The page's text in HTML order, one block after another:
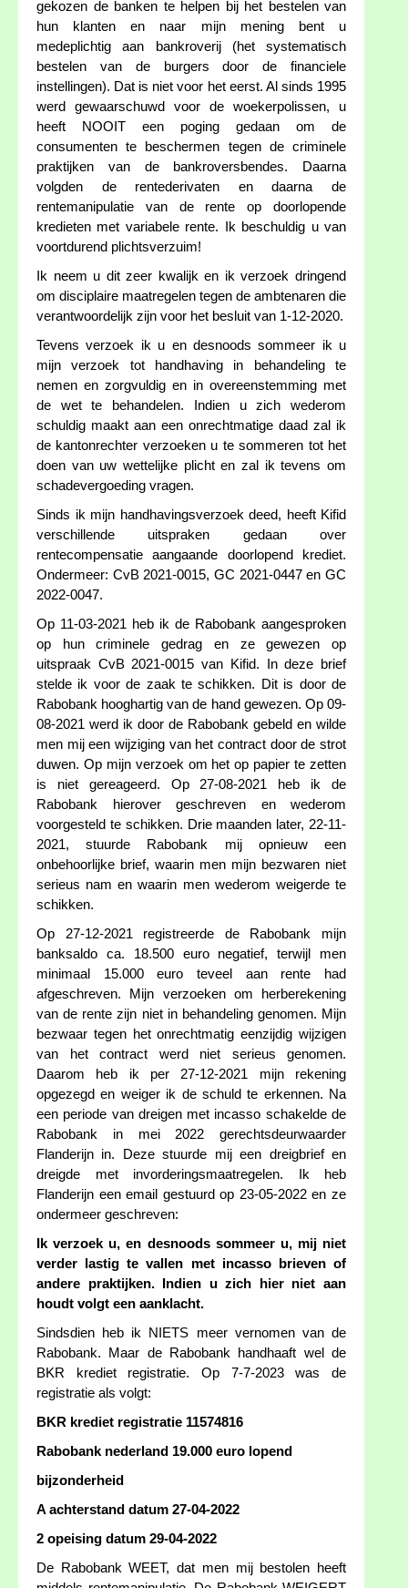
gekozen de banken te helpen bij het bestelen van
hun klanten en naar mijn mening bent u
medeplichtig aan bankroverij (het systematisch
bestelen van de burgers door de financiele
instellingen). Dat is niet voor het eerst. Al sinds 1995
werd gewaarschuwd voor de woekerpolissen, u
heeft NOOIT een poging gedaan om de
consumenten te beschermen tegen de criminele
praktijken van de bankroversbendes. Daarna
volgden de rentederivaten en daarna de
rentemanipulatie van de rente op doorlopende
kredieten met variabele rente. Ik beschuldig u van
voortdurend plichtsverzuim!
Ik neem u dit zeer kwalijk en ik verzoek dringend
om disciplaire maatregelen tegen de ambtenaren die
verantwoordelijk zijn voor het besluit van 1-12-2020.
Tevens verzoek ik u en desnoods sommeer ik u
mijn verzoek tot handhaving in behandeling te
nemen en zorgvuldig en in overeenstemming met
de wet te behandelen. Indien u zich wederom
schuldig maakt aan een onrechtmatige daad zal ik
de kantonrechter verzoeken u te sommeren tot het
doen van uw wettelijke plicht en zal ik tevens om
schadevergoeding vragen.
Sinds ik mijn handhavingsverzoek deed, heeft Kifid
verschillende uitspraken gedaan over
rentecompensatie aangaande doorlopend krediet.
Ondermeer: CvB 2021-0015, GC 2021-0447 en GC
2022-0047.
Op 11-03-2021 heb ik de Rabobank aangesproken
op hun criminele gedrag en ze gewezen op
uitspraak CvB 2021-0015 van Kifid. In deze brief
stelde ik voor de zaak te schikken. Dit is door de
Rabobank hooghartig van de hand gewezen. Op 09-
08-2021 werd ik door de Rabobank gebeld en wilde
men mij een wijziging van het contract door de strot
duwen. Op mijn verzoek om het op papier te zetten
is niet gereageerd. Op 27-08-2021 heb ik de
Rabobank hierover geschreven en wederom
voorgesteld te schikken. Drie maanden later, 22-11-
2021, stuurde Rabobank mij opnieuw een
onbehoorlijke brief, waarin men mijn bezwaren niet
serieus nam en waarin men wederom weigerde te
schikken.
Op 27-12-2021 registreerde de Rabobank mijn
banksaldo ca. 18.500 euro negatief, terwijl men
minimaal 15.000 euro teveel aan rente had
afgeschreven. Mijn verzoeken om herberekening
van de rente zijn niet in behandeling genomen. Mijn
bezwaar tegen het onrechtmatig eenzijdig wijzigen
van het contract werd niet serieus genomen.
Daarom heb ik per 27-12-2021 mijn rekening
opgezegd en weiger ik de schuld te erkennen. Na
een periode van dreigen met incasso schakelde de
Rabobank in mei 2022 gerechtsdeurwaarder
Flanderijn in. Deze stuurde mij een dreigbrief en
dreigde met invorderingsmaatregelen. Ik heb
Flanderijn een email gestuurd op 23-05-2022 en ze
ondermeer geschreven:
Ik verzoek u, en desnoods sommeer u, mij niet
verder lastig te vallen met incasso brieven of
andere praktijken. Indien u zich hier niet aan
houdt volgt een aanklacht.
Sindsdien heb ik NIETS meer vernomen van de
Rabobank. Maar de Rabobank handhaaft wel de
BKR krediet registratie. Op 7-7-2023 was de
registratie als volgt:
BKR krediet registratie 11574816
Rabobank nederland 19.000 euro lopend
bijzonderheid
A achterstand datum 27-04-2022
2 opeising datum 29-04-2022
De Rabobank WEET, dat men mij bestolen heeft